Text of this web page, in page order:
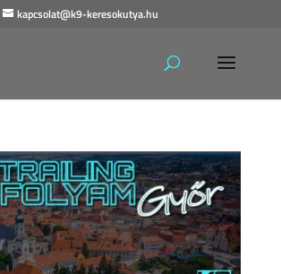
kapcsolat@k9-keresokutya.hu